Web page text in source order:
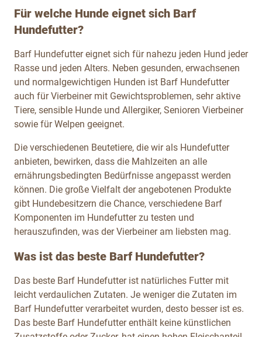
Für welche Hunde eignet sich Barf
Hundefutter?
Barf Hundefutter eignet sich für nahezu jeden Hund jeder
Rasse und jeden Alters. Neben gesunden, erwachsenen
und normalgewichtigen Hunden ist Barf Hundefutter
auch für Vierbeiner mit Gewichtsproblemen, sehr aktive
Tiere, sensible Hunde und Allergiker, Senioren Vierbeiner
sowie für Welpen geeignet.
Die verschiedenen Beutetiere, die wir als Hundefutter
anbieten, bewirken, dass die Mahlzeiten an alle
ernährungsbedingten Bedürfnisse angepasst werden
können. Die große Vielfalt der angebotenen Produkte
gibt Hundebesitzern die Chance, verschiedene Barf
Komponenten im Hundefutter zu testen und
herauszufinden, was der Vierbeiner am liebsten mag.
Was ist das beste Barf Hundefutter?
Das beste Barf Hundefutter ist natürliches Futter mit
leicht verdaulichen Zutaten. Je weniger die Zutaten im
Barf Hundefutter verarbeitet wurden, desto besser ist es.
Das beste Barf Hundefutter enthält keine künstlichen